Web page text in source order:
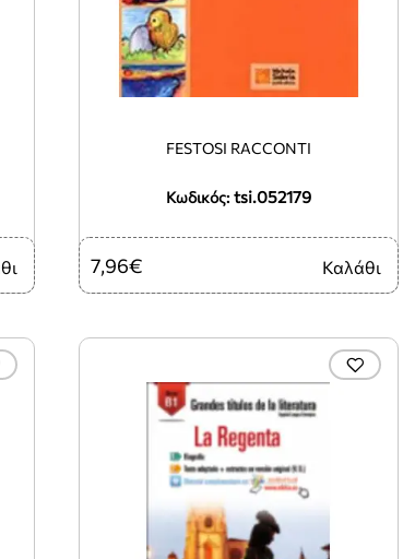
Κωδικός: tsi.052179
FESTOSI RACCONTI
7,96€ Καλάθι